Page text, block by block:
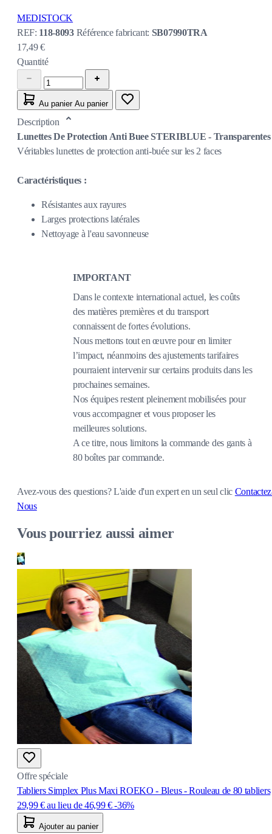
MEDISTOCK
REF: 118-8093 Référence fabricant: SB07990TRA
17,49 €
Quantité
Au panier Au panier
Description
Lunettes De Protection Anti Buee STERIBLUE - Transparentes
Véritables lunettes de protection anti-buée sur les 2 faces
Caractéristiques :
Résistantes aux rayures
Larges protections latérales
Nettoyage à l'eau savonneuse
IMPORTANT
Dans le contexte international actuel, les coûts
des matières premières et du transport
connaissent de fortes évolutions.
Nous mettons tout en œuvre pour en limiter
l’impact, néanmoins des ajustements tarifaires
pourraient intervenir sur certains produits dans les
prochaines semaines.
Nos équipes restent pleinement mobilisées pour
vous accompagner et vous proposer les
meilleures solutions.
A ce titre, nous limitons la commande des gants à
80 boîtes par commande.
Avez-vous des questions?L'aide d'un expert en un seul clic
Nous
Vous pourriez aussi aimer
Offre spéciale
Tabliers Simplex Plus Maxi ROEKO - Bleus - Rouleau de 80 tabliers
29,99 € au lieu de 46,99 € -36%
Ajouter au panier